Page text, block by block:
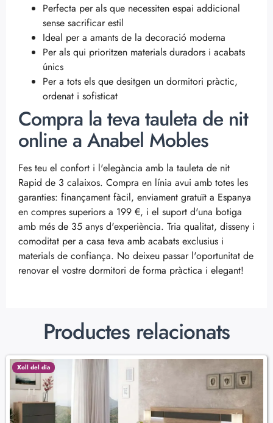
Perfecta per als que necessiten espai addicional
sense sacrificar estil
Ideal per a amants de la decoració moderna
Per als qui prioritzen materials duradors i acabats
únics
Per a tots els que desitgen un dormitori pràctic,
ordenat i sofisticat
Compra la teva tauleta de nit
online a Anabel Mobles
Fes teu el confort i l'elegància amb la tauleta de nit
Rapid de 3 calaixos. Compra en línia avui amb totes les
garanties: finançament fàcil, enviament gratuït a Espanya
en compres superiors a 199 €, i el suport d'una botiga
amb més de 35 anys d'experiència. Tria qualitat, disseny i
comoditat per a casa teva amb acabats exclusius i
materials de confiança. No deixeu passar l'oportunitat de
renovar el vostre dormitori de forma pràctica i elegant!
Productes relacionats
Xoll del dia